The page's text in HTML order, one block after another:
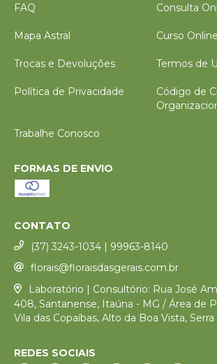
FAQ Consulta
Mapa Astral Curso
Trocas e Devoluções Termos de
Política de Privacidade
Código de
Trabalhe Conosco
FORMAS DE ENVIO
CONTATO
(37) 3243-1034 | 99963-8140
florais@floraisdasgerais.com.br
Laboratório | Consultório: Rua José
408, Santanense, Itaúna - MG / Área de
Vila das Copaíbas, Alto da Boa Vista,
REDES SOCIAIS